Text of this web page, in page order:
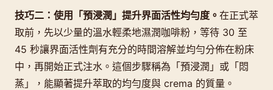
技巧二：使用「預浸潤」提升界面活性均勻度。 在正式萃
取前，先以少量的溫水輕柔地濕潤咖啡粉，等待 30 至
45 秒讓界面活性劑有充分的時間溶解並均勻分佈在粉床
中，再開始正式注水。這個步驟稱為「預浸潤」或「悶
蒸」，能顯著提升萃取的均勻度與 crema 的質量。